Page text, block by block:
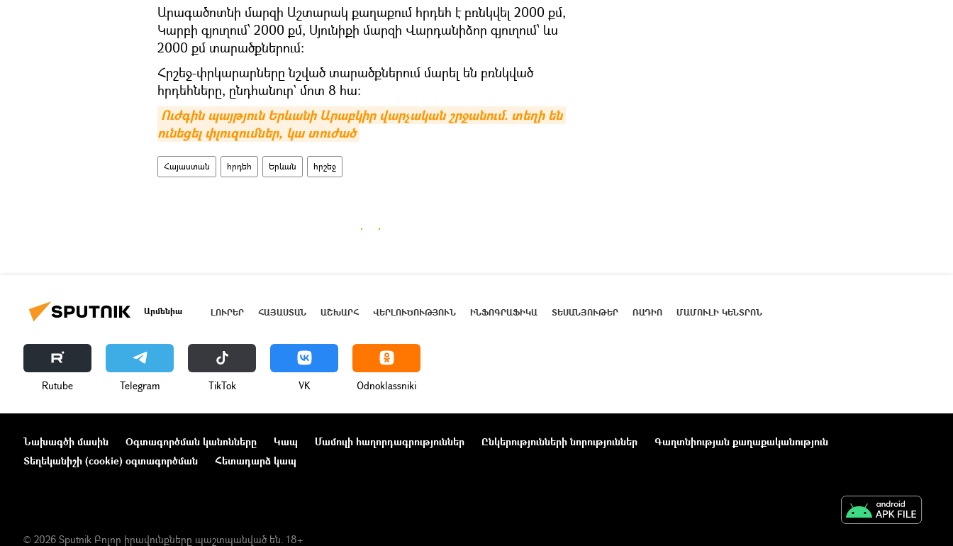
Արագածոտնի մարզի Աշտարակ քաղաքում հրդեհ է բռնկվել 2000 քմ,
Կարբի գյուղում՝ 2000 քմ, Սյունիքի մարզի Վարդանիձոր գյուղում՝ ևս
2000 քմ տարածքներում։
Հրշեջ-փրկարարները նշված տարածքներում մարել են բռնկված
հրդեհները, ընդհանուր` մոտ 8 հա։
Ուժգին պայթյուն Երևանի Արաբկիր վարչական շրջանում. տեղի են
ունեցել փլուզումներ, կա տուժած
Հայաստան հրդեհ Երևան հրշեջ
Արմենիա ԼՈՒՐԵՐ ՀԱՅԱՍՏԱՆ ԱՇԽԱՐՀ ՎԵՐԼՈՒԾՈՒԹՅՈՒՆ ԻՆՖՈԳՐԱՖԻԿԱ ՏԵՍԱՆՅՈՒԹԵՐ ՌԱԴԻՈ ՄԱՄՈՒԼԻ ԿԵՆՏՐՈՆ
Rutube Telegram ТikТоk VK Odnoklassniki
Նախագծի մասին Օգտագործման կանոնները Կապ Մամուլի հաղորդագրություններ Ընկերությունների նորություններ
Գաղտնիության քաղաքականություն
Տեղեկանիշի (cookie) օգտագործման
Հետադարձ կապ
© 2026 Sputnik Բոլոր իրավունքները պաշտպանված են. 18+